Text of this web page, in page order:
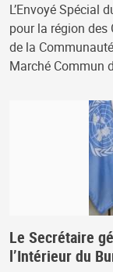
L’Envoyé Spécial
pour la région des
de la
Marché Commun
Le Secrétaire
l’Intérieur du